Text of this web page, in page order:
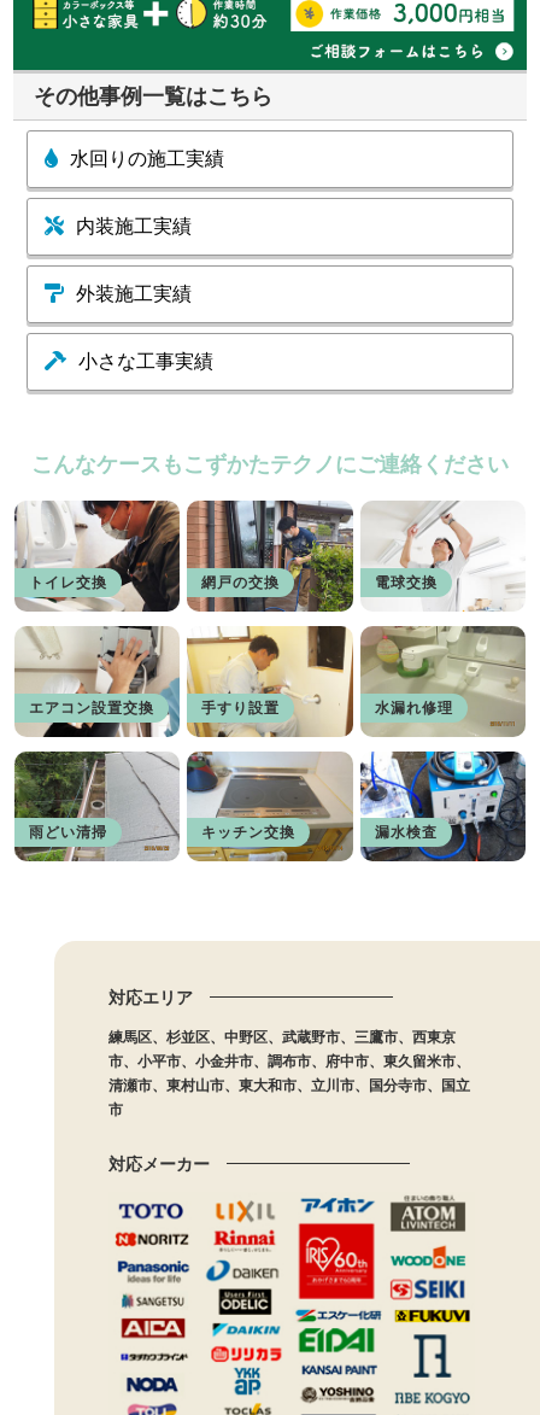
その他事例一覧はこちら
水回りの施工実績
内装施工実績
外装施工実績
小さな工事実績
こんなケースもこずかたテクノにご連絡ください
トイレ交換 網戸の交換 電球交換
エアコン設置交換 手すり設置 水漏れ修理
雨どい清掃 キッチン交換 漏水検査
対応エリア
練馬区、杉並区、中野区、武蔵野市、三鷹市、西東京
市、小平市、小金井市、調布市、府中市、東久留米市、
清瀬市、東村山市、東大和市、立川市、国分寺市、国立
市
対応メーカー